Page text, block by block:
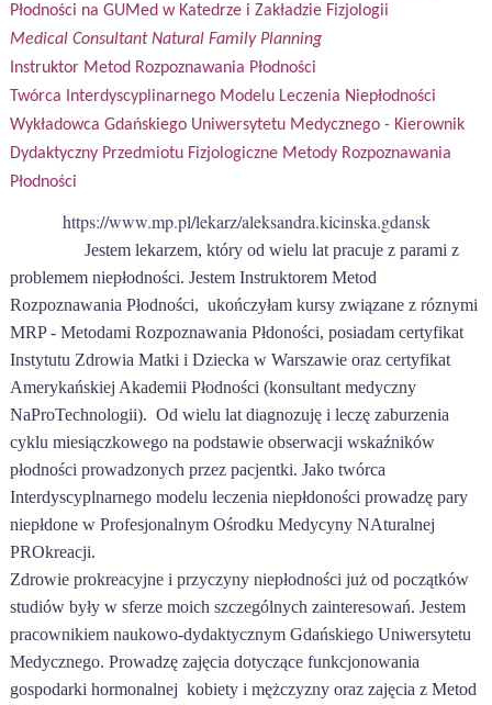
Płodności na GUMed w Katedrze i Zakładzie Fizjologii
MedicalConsultant Natural FamilyPlanning
Instruktor Metod Rozpoznawania Płodności
Twórca Interdyscyplinarnego Modelu Leczenia Niepłodności
Wykładowca Gdańskiego Uniwersytetu Medycznego - Kierownik
Dydaktyczny Przedmiotu Fizjologiczne Metody Rozpoznawania
Płodności
https://www.mp.pl/lekarz/aleksandra.kicinska.gdansk
Jestem lekarzem, który od wielu lat pracuje z parami z
problemem niepłodności. Jestem Instruktorem Metod
Rozpoznawania Płodności, ukończyłam kursy związane z róznymi
MRP - Metodami Rozpoznawania Płdoności, posiadam certyfikat
Instytutu Zdrowia Matki i Dziecka w Warszawie oraz certyfikat
Amerykańskiej Akademii Płodności (konsultant medyczny
NaProTechnologii). Od wielu lat diagnozuję i leczę zaburzenia
cyklu miesiączkowego na podstawie obserwacji wskaźników
płodności prowadzonych przez pacjentki. Jako twórca
Interdyscyplnarnego modelu leczenia niepłdoności prowadzę pary
niepłdone w Profesjonalnym Ośrodku Medycyny NAturalnej
PROkreacji.
Zdrowie prokreacyjne i przyczyny niepłodności już od początków
studiów były w sferze moich szczególnych zainteresowań. Jestem
pracownikiem naukowo-dydaktycznym Gdańskiego Uniwersytetu
Medycznego. Prowadzę zajęcia dotyczące funkcjonowania
gospodarki hormonalnej kobiety i mężczyzny oraz zajęcia z Metod